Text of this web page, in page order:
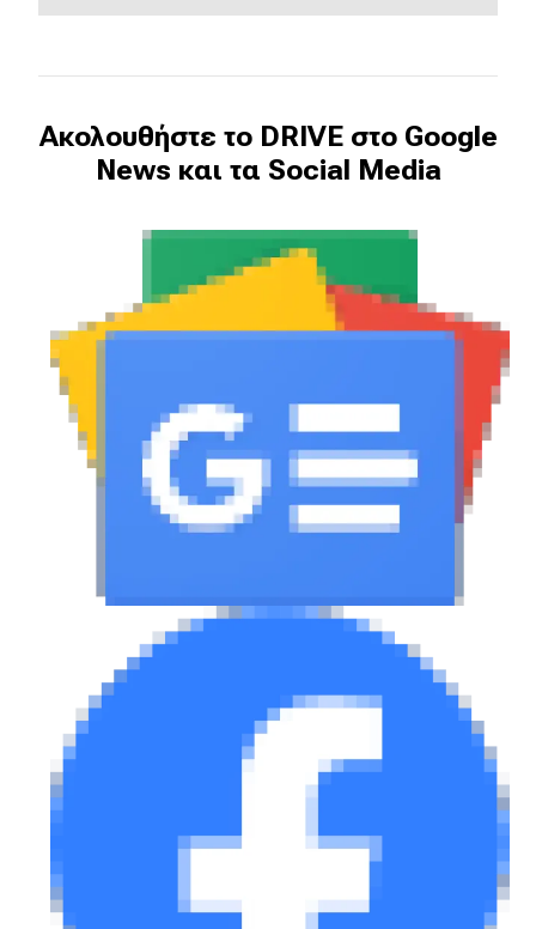
Ακολουθήστε το DRIVE στο Google
News και τα Social Media